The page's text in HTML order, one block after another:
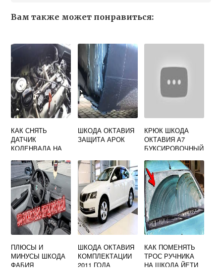
Вам также может понравиться:
КАК СНЯТЬ
ДАТЧИК
КОЛЕНВАЛА НА
A5
ШКОДА ОКТАВИЯ
ЗАЩИТА АРОК
КРЮК ШКОДА
ОКТАВИЯ А7
БУКСИРОВОЧНЫЙ
ПЛЮСЫ И
МИНУСЫ ШКОДА
ФАБИЯ
ШКОДА ОКТАВИЯ
КОМПЛЕКТАЦИИ
2011 ГОДА
КАК ПОМЕНЯТЬ
ТРОС РУЧНИКА
НА ШКОДА ЙЕТИ